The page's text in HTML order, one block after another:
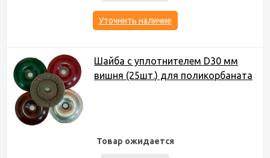
Уточнить наличие
Шайба с уплотнителем D30 мм
вишня (25шт.) для поликорбаната
Товар ожидается